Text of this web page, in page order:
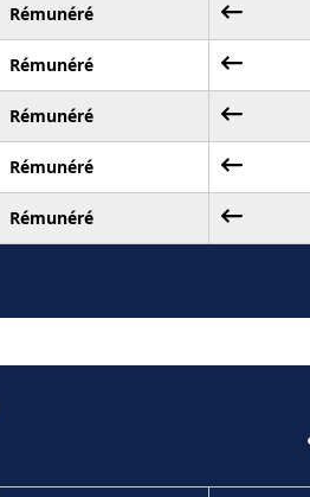
Rémunéré
Rémunéré
Rémunéré
Rémunéré
Rémunéré